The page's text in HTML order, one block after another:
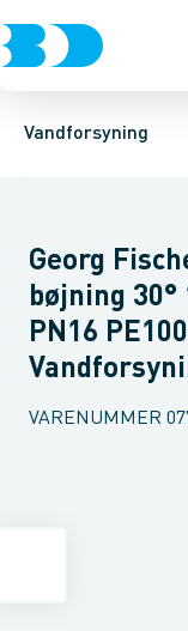
Vandforsyning
Rør & fittings
PE rørPE EL
Vinkler 90gr.
Georg
bøjning 30°
PN16
VARENUMMER